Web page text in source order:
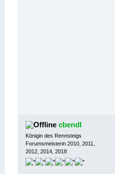
cbendl
Königin des Rennsteigs
Forumsmeisterin 2010, 2011,
2012, 2014, 2018